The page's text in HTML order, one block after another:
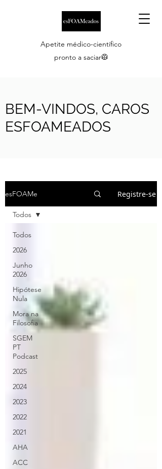
Apetite médico-científico
pronto a saciar🥼
BEM-VINDOS, CAROS
ESFOAMEADOS
esFOAMe Registre-se
Todos
2026
Junho
2026
Hipótese
Nula
Mora na
Filosofia
SGEM
PT
Podcast
2025
2024
2023
2022
2021
AHA
ACC
Todos